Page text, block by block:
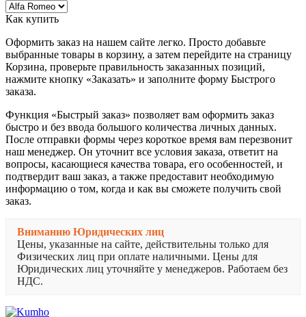
Как купить
Оформить заказ на нашем сайте легко. Просто добавьте
выбранные товары в корзину, а затем перейдите на страницу
Корзина, проверьте правильность заказанных позиций,
нажмите кнопку «Заказать» и заполните форму Быстрого
заказа.
Функция «Быстрый заказ» позволяет вам оформить заказ
быстро и без ввода большого количества личных данных.
После отправки формы через короткое время вам перезвонит
наш менеджер. Он уточнит все условия заказа, ответит на
вопросы, касающиеся качества товара, его особенностей, и
подтвердит ваш заказ, а также предоставит необходимую
информацию о том, когда и как вы сможете получить свой
заказ.
Вниманию Юридических лиц
Цены, указанные на сайте, действительны только для
Физических лиц при оплате наличными. Цены для
Юридических лиц уточняйте у менеджеров. Работаем без
НДС.